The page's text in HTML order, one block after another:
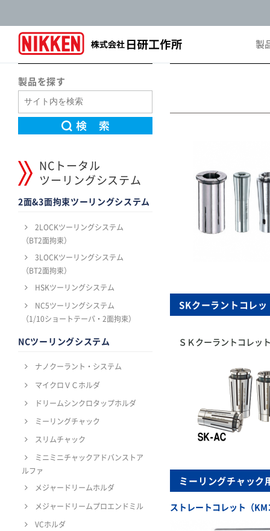
製
製品を探す
NCトータル
ツーリングシステム
2面&3面拘束ツーリングシステム
2LOCKツーリングシステム
（BT2面拘束）
3LOCKツーリングシステム
（BT2面拘束）
HSKツーリングシステム
NC5ツーリングシステム
（1/10ショートテーパ・2面拘束）
NCツーリングシステム
ナノクーラント・システム
マイクロＶＣホルダ
ドリームシンクロタップホルダ
ミーリングチャック
スリムチャック
ミニミニチャックアドバンストア
ルファ
メジャードリームホルダ
メジャードリームプロエンドミル
VCホルダ
SKクーラントコレッ
ＳＫクーラントコレッ
ミーリングチャック
ストレートコレット（